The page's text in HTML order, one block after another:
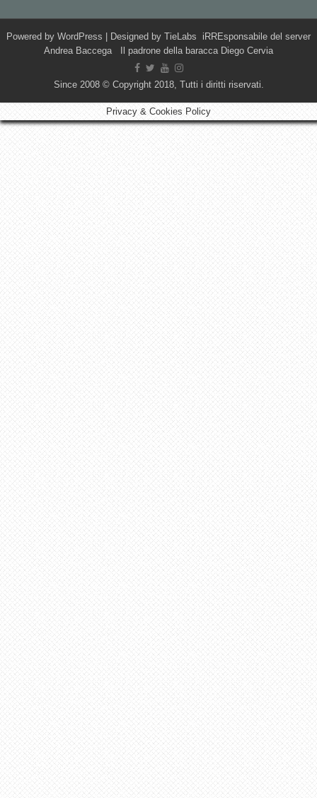
Powered by WordPress | Designed by TieLabs iRREsponsabile del server
Andrea Baccega Il padrone della baracca Diego Cervia
Since 2008 © Copyright 2018, Tutti i diritti riservati.
Privacy & Cookies Policy